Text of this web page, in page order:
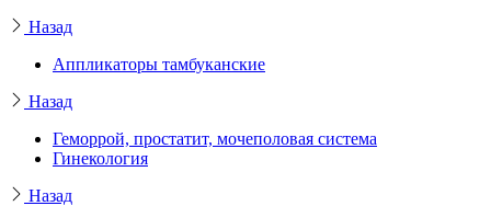
Назад
Аппликаторы тамбуканские
Назад
Геморрой, простатит, мочеполовая система
Гинекология
Назад